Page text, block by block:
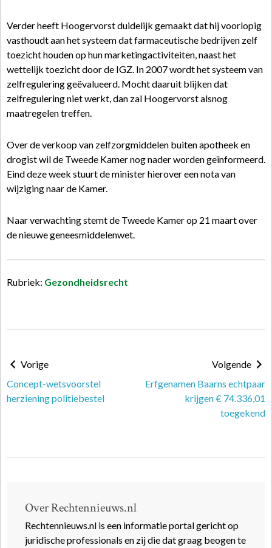
Verder heeft Hoogervorst duidelijk gemaakt dat hij voorlopig
vasthoudt aan het systeem dat farmaceutische bedrijven zelf
toezicht houden op hun marketingactiviteiten, naast het
wettelijk toezicht door de IGZ. In 2007 wordt het systeem van
zelfregulering geëvalueerd. Mocht daaruit blijken dat
zelfregulering niet werkt, dan zal Hoogervorst alsnog
maatregelen treffen.
Over de verkoop van zelfzorgmiddelen buiten apotheek en
drogist wil de Tweede Kamer nog nader worden geïnformeerd.
Eind deze week stuurt de minister hierover een nota van
wijziging naar de Kamer.
Naar verwachting stemt de Tweede Kamer op 21 maart over
de nieuwe geneesmiddelenwet.
Rubriek: Gezondheidsrecht
Vorige
Concept-wetsvoorstel
herziening politiebestel
Volgende
Erfgenamen Baarns echtpaar
krijgen € 74.336,01
toegekend
Over Rechtennieuws.nl
Rechtennieuws.nl is een informatie portal gericht op
juridische professionals en zij die dat graag beogen te